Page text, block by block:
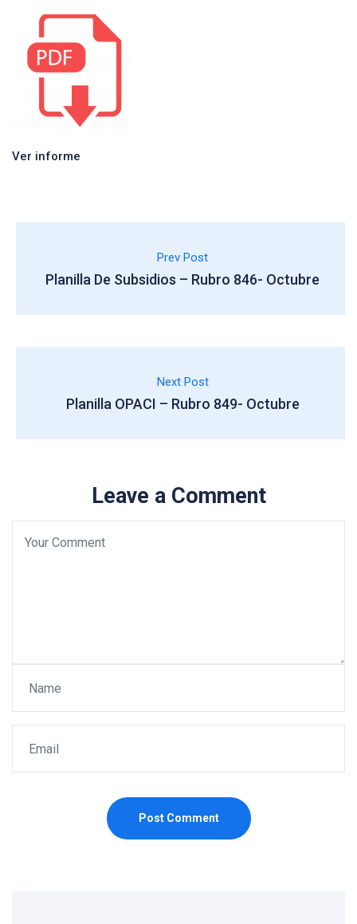
Ver informe
Prev Post
Planilla De Subsidios – Rubro 846- Octubre
Next Post
Planilla OPACI – Rubro 849- Octubre
Leave a Comment
Post Comment